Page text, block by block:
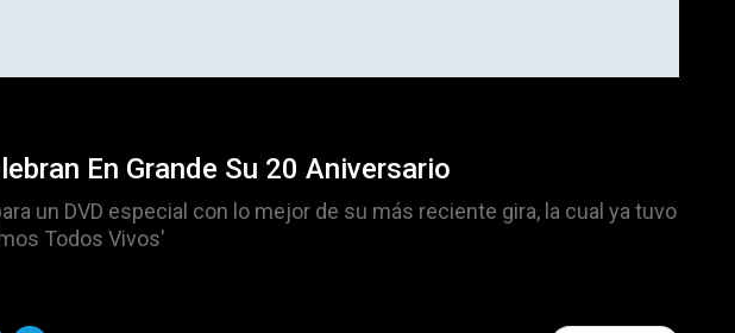
En Grande Su 20 Aniversario
un DVD especial con lo mejor de su más reciente gira, la cual ya tuvo
Todos Vivos'